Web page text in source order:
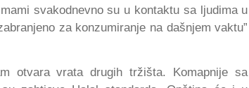
svakodnevno su u kontaktu sa ljudima u
za konzumiranje na dašnjem vaktu”
otvara vrata drugih tržišta. Komapnije sa